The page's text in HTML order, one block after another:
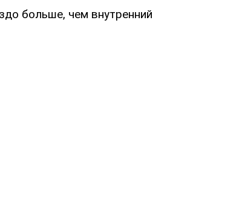
больше, чем внутренний